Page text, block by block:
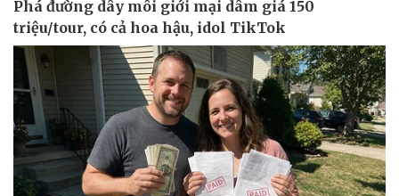
Sức khỏe
Dinh dưỡng - món ngon
Đời sống
Nhà đẹp